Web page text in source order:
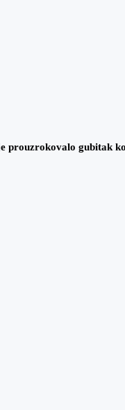
prouzrokovalo gubitak